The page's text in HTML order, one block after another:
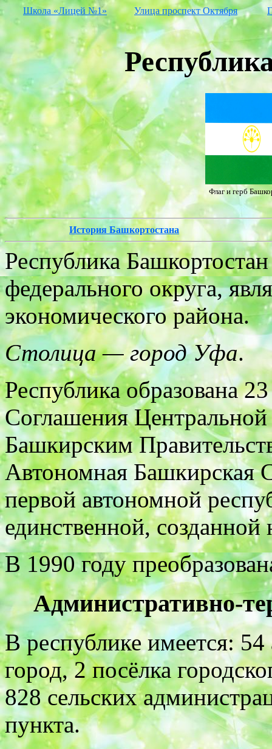
Школа «Лицей №1» Улица проспект Октября
Флаг и герб
История Башкортостана
Республика
федерального округа,
экономического района.
Столица — город Уфа.
Республика образована
Соглашения Центральной
Башкирским
Автономная Башкирская
первой автономной
единственной,
В 1990 году
Административно-
В республике имеется:
город, 2 посёлка
828 сельских
пункта.